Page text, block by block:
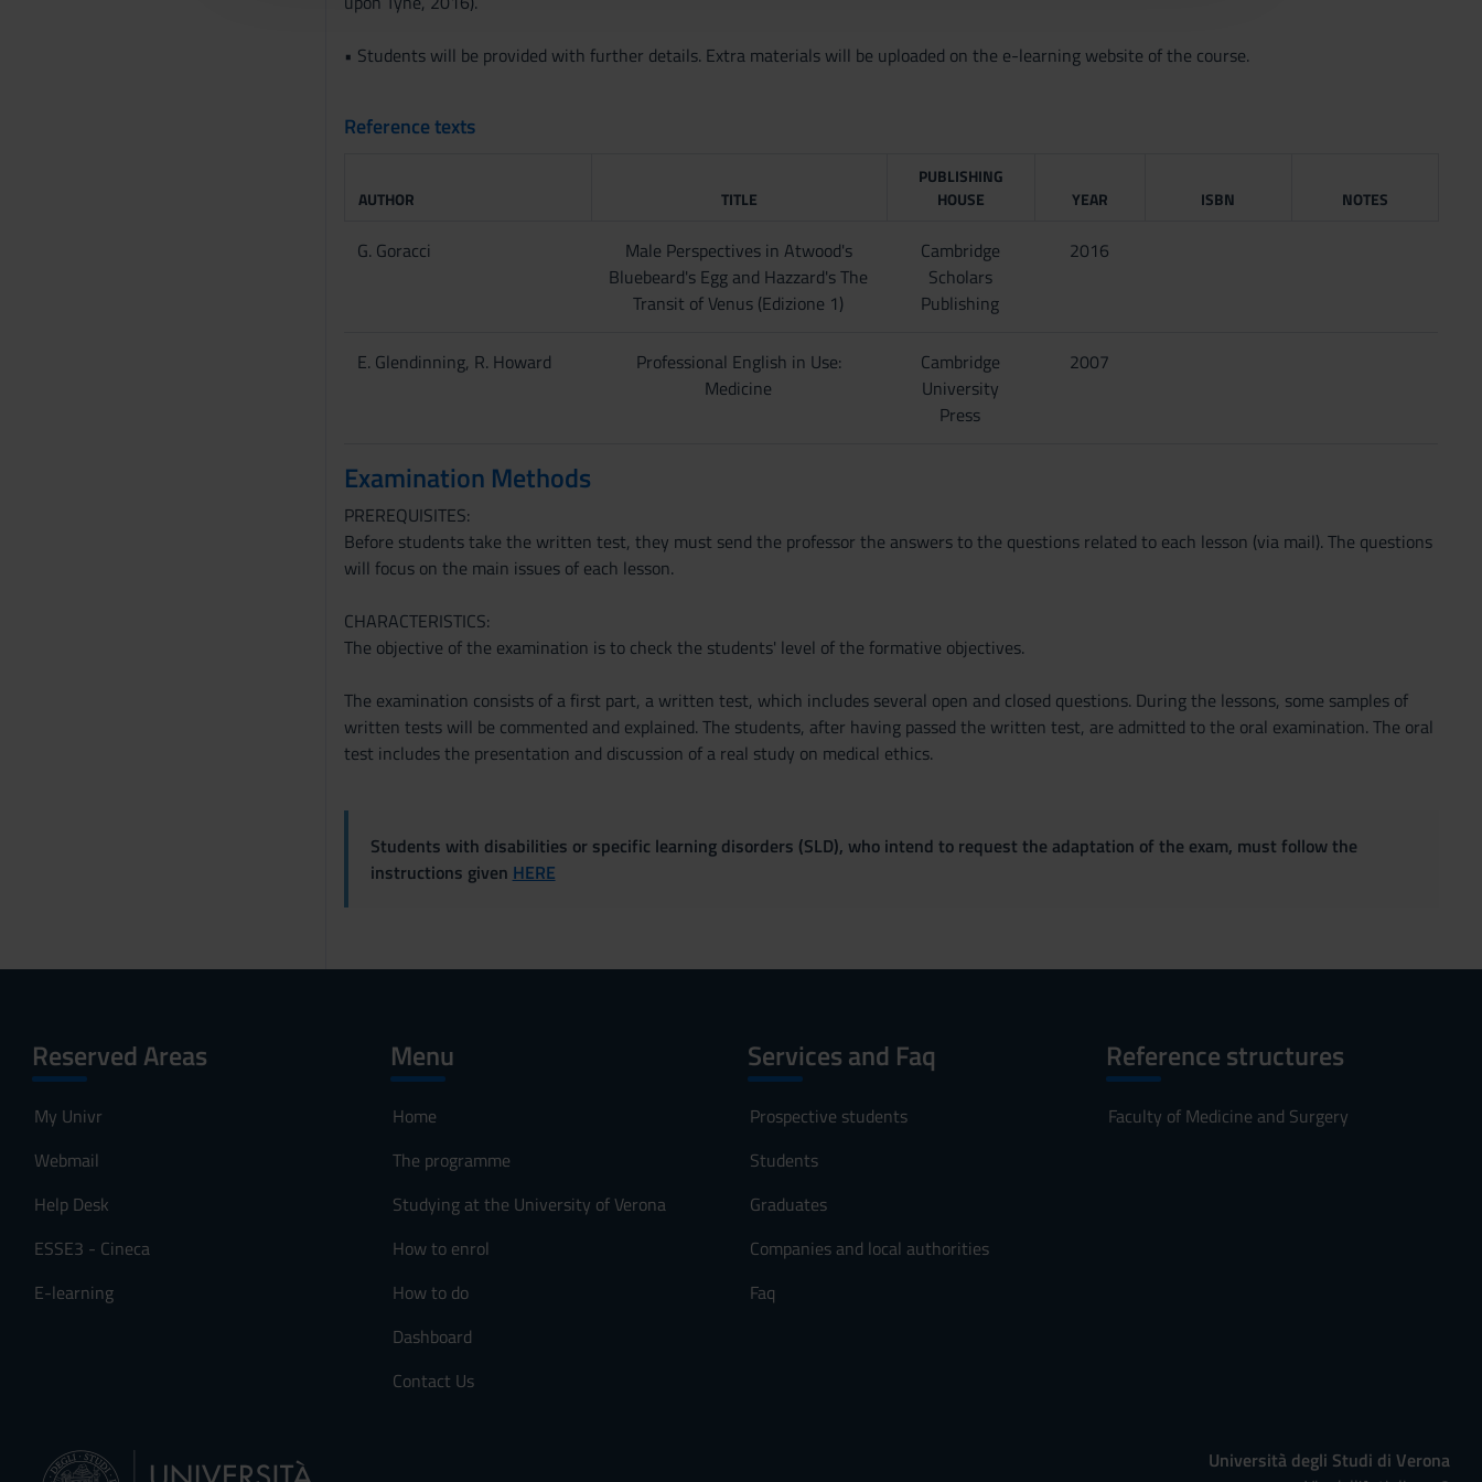
• Students will be provided with further details. Extra materials will be uploaded on the e-learning website of the course.
Reference texts
AUTHOR TITLE
PUBLISHING
HOUSE
YEAR ISBN NOTES
G. Goracci
Male Perspectives in Atwood's
Bluebeard's Egg and Hazzard's The
Transit of Venus (Edizione 1)
Cambridge
Scholars
Publishing
2016
E. Glendinning, R. Howard
Professional English in Use:
Medicine
Cambridge
University
Press
2007
Examination Methods
PREREQUISITES:
Before students take the written test, they must send the professor the answers to the questions related to each lesson (via mail). The questions
will focus on the main issues of each lesson.
CHARACTERISTICS:
The objective of the examination is to check the students' level of the formative objectives.
The examination consists of a first part, a written test, which includes several open and closed questions. During the lessons, some samples of
written tests will be commented and explained. The students, after having passed the written test, are admitted to the oral examination. The oral
test includes the presentation and discussion of a real study on medical ethics.
Students with disabilities or specific learning disorders (SLD), who intend to request the adaptation of the exam, must follow the
instructions given HERE
Reserved Areas
My Univr
Webmail
Help Desk
ESSE3 - Cineca
E-learning
Menu
Home
The programme
Studying at the University of Verona
How to enrol
How to do
Dashboard
Contact Us
Services and Faq
Prospective students
Students
Graduates
Companies and local authorities
Faq
Reference structures
Faculty of Medicine and Surgery
Università degli Studi di Verona